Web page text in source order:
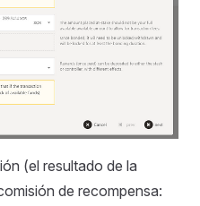
(el resultado de la
de recompensa: